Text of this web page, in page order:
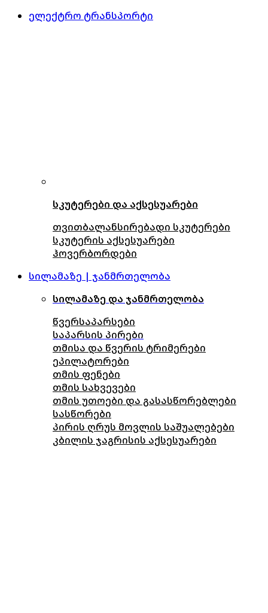
ელექტრო ტრანსპორტი
სკუტერები და აქსესუარები
თვითბალანსირებადი სკუტერები
სკუტერის აქსესუარები
ჰოვერბორდები
სილამაზე | ჯანმრთელობა
სილამაზე და ჯანმრთელობა
წვერსაპარსები
საპარსის პირები
თმისა და წვერის ტრიმერები
ეპილატორები
თმის ფენები
თმის სახვევები
თმის უთოები და გასასწორებლები
სასწორები
პირის ღრუს მოვლის საშუალებები
კბილის ჯაგრისის აქსესუარები